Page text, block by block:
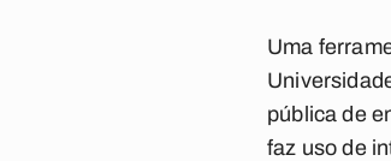
Uma
pública de
faz uso de